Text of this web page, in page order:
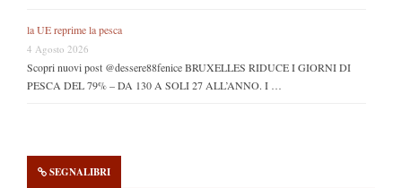
la UE reprime la pesca
4 Agosto 2026
Scopri nuovi post @dessere88fenice BRUXELLES RIDUCE I GIORNI DI
PESCA DEL 79% – DA 130 A SOLI 27 ALL’ANNO. I …
SEGNALIBRI